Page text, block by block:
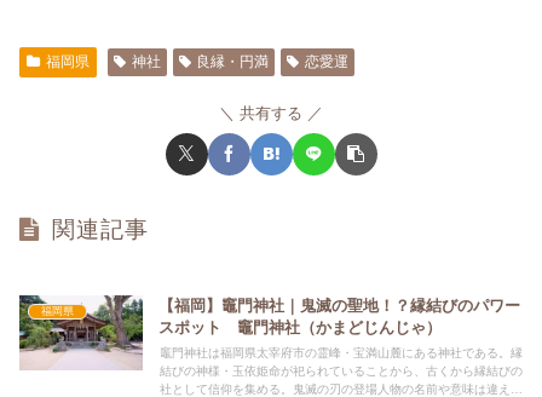
福岡県 神社 良縁・円満 恋愛運
共有する
関連記事
福岡県
【福岡】竈門神社｜鬼滅の聖地！？縁結びのパワー
スポット 竈門神社（かまどじんじゃ）
竈門神社は福岡県太宰府市の霊峰・宝満山麓にある神社である。縁
結びの神様・玉依姫命が祀られていることから、古くから縁結びの
社として信仰を集める。鬼滅の刃の登場人物の名前や意味は違えど